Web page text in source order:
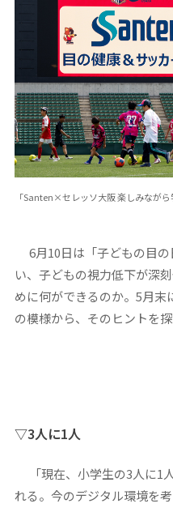
「Santen×セレッソ大阪 楽しみながら
6月10日は「子どもの目
い、子どもの視力低下が深
めに何ができるのか。5月末
の模様から、そのヒントを探
▽3人に1人
「現在、小学生の3人に1
れる。今のデジタル環境を